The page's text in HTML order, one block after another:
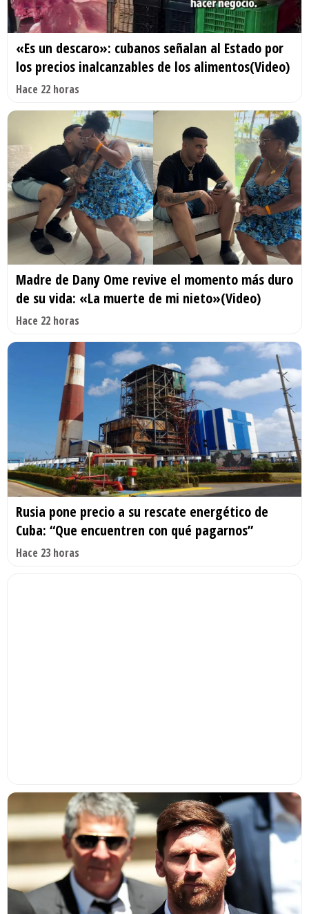
«Es un descaro»: cubanos señalan al Estado por
los precios inalcanzables de los alimentos(Video)
Hace 22 horas
Madre de Dany Ome revive el momento más duro
de su vida: «La muerte de mi nieto»(Video)
Hace 22 horas
Rusia pone precio a su rescate energético de
Cuba: “Que encuentren con qué pagarnos”
Hace 23 horas